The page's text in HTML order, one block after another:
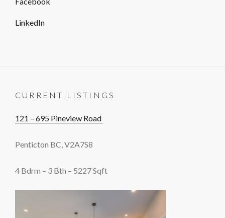
LinkedIn
CURRENT LISTINGS
121 – 695 Pineview Road
Penticton BC, V2A7S8
4 Bdrm – 3 Bth – 5227 Sqft